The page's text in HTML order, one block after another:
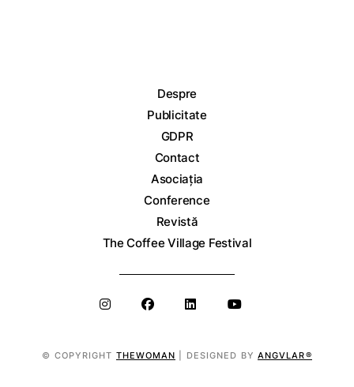
Despre
Publicitate
GDPR
Contact
Asociația
Conference
Revistă
The Coffee Village Festival
© COPYRIGHT THEWOMAN | DESIGNED BY ANGVLAR®